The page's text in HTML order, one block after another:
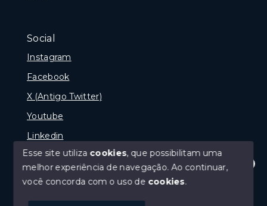
Olá! Estamos disponíveis para te ajudar.
Social
Instagram
Facebook
X (Antigo Twitter)
Youtube
Linkedin
© Copyright 2026 - naPraia Imobiliária - Todos os
Esse site utiliza cookies, que possibilitam uma
melhor experiência de navegação.Ao continuar,
você concorda com o uso de cookies.